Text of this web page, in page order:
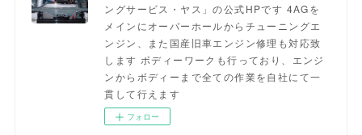
ングサービス・ヤス」の公式HPです 4AGを
メインにオーバーホールからチューニングエ
ンジン、また国産旧車エンジン修理も対応致
します ボディーワークも行っており、エンジ
ンからボディーまで全ての作業を自社にて一
貫して行えます
フォロー